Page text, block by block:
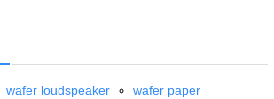
wafer loudspeaker wafer paper